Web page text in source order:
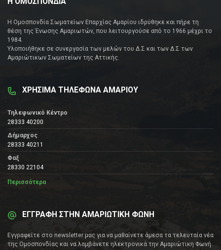
Η Ομοσπονδία Σωματείων Επαρχίας Αμαρίου ιδρύθηκε και πήρε τη
θέση της Ένωσης Αμαριωτών, που λειτουργούσε από το 1966 μέχρι το
1984.
Υλοποιήθηκε σε συνεργασία των μελών του Δ.Σ και των Δ.Σ των
Αμαριώτικων Σωματείων της Αττικής.
ΧΡΗΣΙΜΑ ΤΗΛΕΦΩΝΑ ΑΜΑΡΙΟΥ
Τηλεφωνικό Κέντρο
28333 40200
Δήμαρχος
28333 40211
Φαξ
28330 22104
Περισσότερα
ΕΓΓΡΑΦΗ ΣΤΗΝ ΑΜΑΡΙΩΤΙΚΗ ΦΩΝΗ
Εγγραφείτε στο newsletter μας για να μαθαίνετε άμεσα τα τελευταία νέα
της Ομοσπονδίας και να λαμβάνετε ηλεκτρονικά την Αμαριώτικη Φωνή.